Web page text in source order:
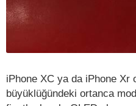
iPhone XC ya da iPhone Xr
büyüklüğündeki ortanca